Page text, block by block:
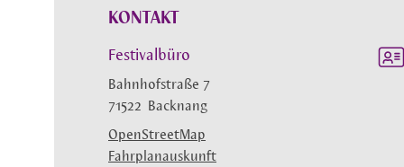
KONTAKT
Festivalbüro
Bahnhofstraße 7
71522
Backnang
OpenStreetMap
Fahrplanauskunft